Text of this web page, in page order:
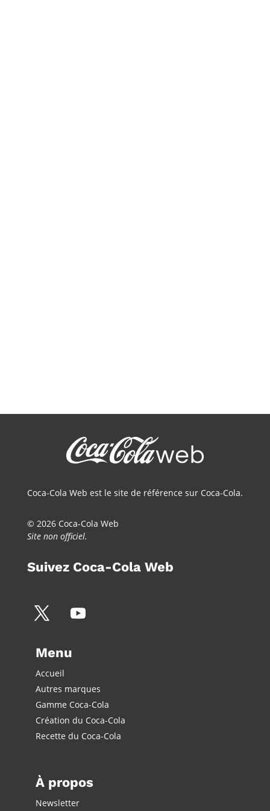
Coca-Cola Web est le site de référence sur Coca-Cola.
© 2026 Coca-Cola Web
Site non officiel.
Suivez Coca-Cola Web
Menu
Accueil
Autres marques
Gamme Coca-Cola
Création du Coca-Cola
Recette du Coca-Cola
À propos
Newsletter